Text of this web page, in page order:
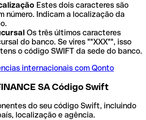
Estes dois caracteres são
número. Indicam a localização da
Os três últimos caracteres
do banco. Se vires ""XXX"", isso
o código SWIFT da sede do banco.
internacionais com Qonto
SA Código Swift
do seu código Swift, incluindo
localização e agência.